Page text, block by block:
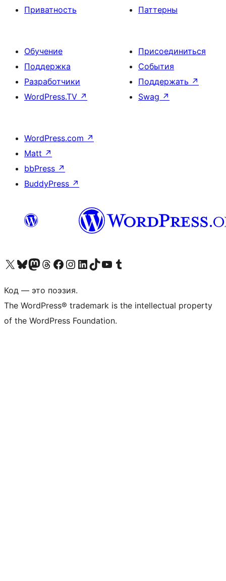
Приватность
Паттерны
Обучение
Поддержка
Разработчики
WordPress.TV ↗
Присоединиться
События
Поддержать ↗
Swag ↗
WordPress.com ↗
Matt ↗
bbPress ↗
BuddyPress ↗
Посетите нас в X (ранее Twitter)
Посетите нашу учётную запись в Bluesky
Посетите нашу ленту в Mastodon
Посетите нашу учётную запись в Threads
Посетите нашу страницу на Facebook
Посетите наш Instagram
Посетите нашу страницу в LinkedIn
Посетите нашу учётную запись в TikTok
Посетите наш канал YouTube
Посетите нашу учётную запись в Tumblr
Код — это поэзия.
The WordPress® trademark is the intellectual property
of the WordPress Foundation.